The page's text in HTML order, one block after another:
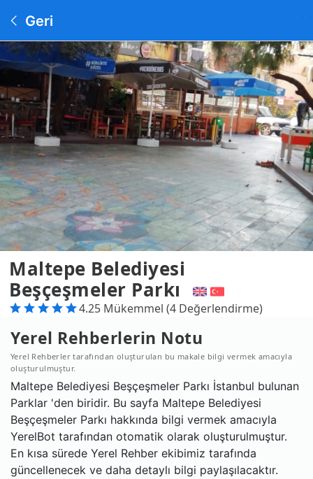
Geri
Maltepe Belediyesi
Beşçeşmeler Parkı
4.25 Mükemmel (4 Değerlendirme)
Yerel Rehberlerin Notu
Yerel Rehberler tarafından oluşturulan bu makale bilgi vermek amacıyla
oluşturulmuştur.
Maltepe Belediyesi Beşçeşmeler Parkı İstanbul bulunan
Parklar 'den biridir. Bu sayfa Maltepe Belediyesi
Beşçeşmeler Parkı hakkında bilgi vermek amacıyla
YerelBot tarafından otomatik olarak oluşturulmuştur.
En kısa sürede Yerel Rehber ekibimiz tarafında
güncellenecek ve daha detaylı bilgi paylaşılacaktır.